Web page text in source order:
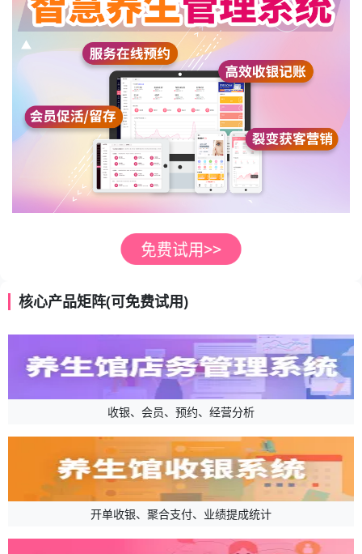
核心产品矩阵(可免费试用)
收银、会员、预约、经营分析
开单收银、聚合支付、业绩提成统计